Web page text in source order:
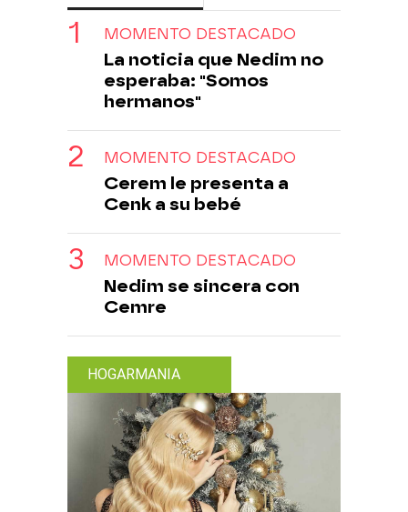
MOMENTO DESTACADO
La noticia que Nedim no
esperaba: "Somos
hermanos"
MOMENTO DESTACADO
Cerem le presenta a
Cenk a su bebé
MOMENTO DESTACADO
Nedim se sincera con
Cemre
HOGARMANIA